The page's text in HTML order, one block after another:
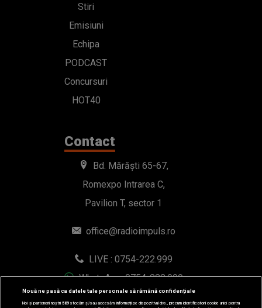
Stiri
Emisiuni
Echipa
PODCAST
Concursuri
HOT40
Contact
Bd. Mărăști 65-67,
Romexpo Intrarea C,
Pavilion T, sector 1
office@radioimpuls.ro
LIVE : 0754-222.999
WhatsApp: 0754-222.999
Nouă ne pasă ca datele tale personale să rămână confidențiale
Noi și partenerii noștri589stocăm și/sau accesăm informații pe dispozitivul dvs., precum identificatorii cookie unici pentru